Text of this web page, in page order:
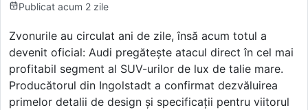
Publicat acum 2 zile
Zvonurile au circulat ani de zile, însă acum totul a
devenit oficial: Audi pregătește atacul direct în cel mai
profitabil segment al SUV-urilor de lux de talie mare.
Producătorul din Ingolstadt a confirmat dezvăluirea
primelor detalii de design și specificații pentru viitorul